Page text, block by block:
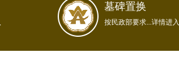
墓碑置换
按民政部要求...详情进入